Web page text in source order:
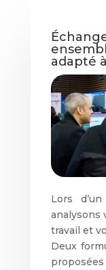
adapté
Lors
analysons
travail et
Deux